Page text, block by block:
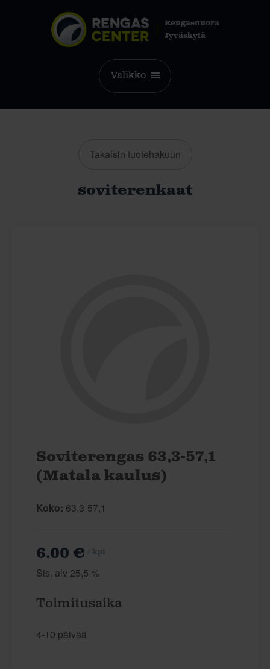
Rengasnuora
Jyväskylä
Valikko
Takaisin tuotehakuun
soviterenkaat
Soviterengas 63,3-57,1
(Matala kaulus)
Koko: 63,3-57,1
6.00 €
Sis. alv 25,5 %
Toimitusaika
4-10 päivää